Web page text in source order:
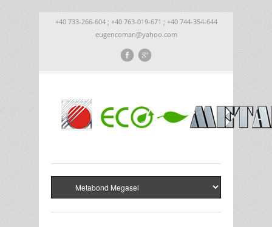
+40 733-266-604 ; +40 763-019-671 ; +40 744-354-644
eugencoman@yahoo.com